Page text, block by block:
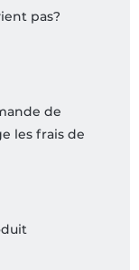
pas?
de
les frais de